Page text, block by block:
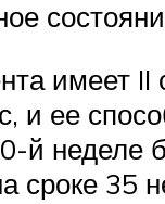
имеет II
и ее
й неделе
сроке 35